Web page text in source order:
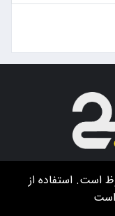
است. استفاده از
است